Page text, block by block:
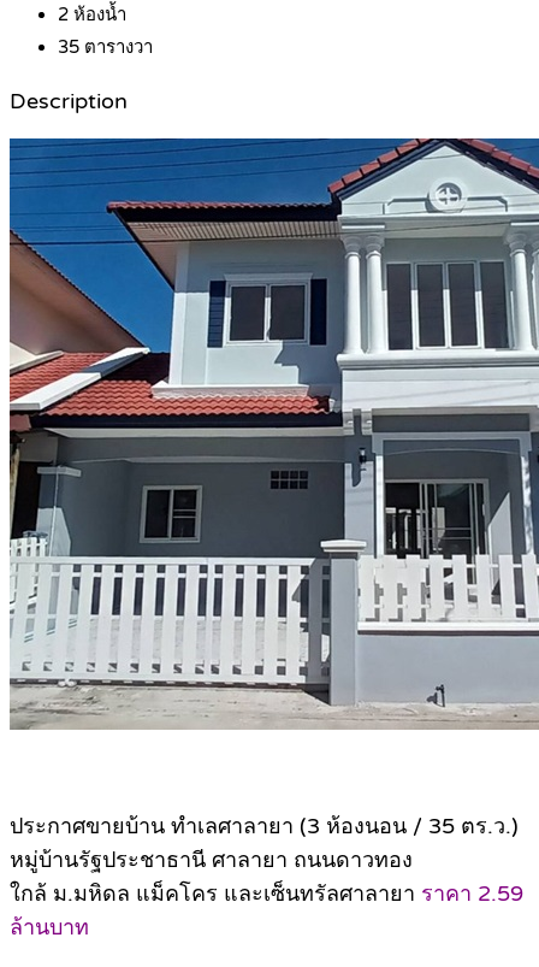
2 ห้องน้ำ
35 ตารางวา
Description
ประกาศขายบ้าน ทําเลศาลายา (3 ห้องนอน / 35 ตร.ว.)
หมู่บ้านรัฐประชาธานี ศาลายา ถนนดาวทอง
ใกล้ ม.มหิดล แม็คโคร และเซ็นทรัลศาลายา ราคา 2.59
ล้านบาท